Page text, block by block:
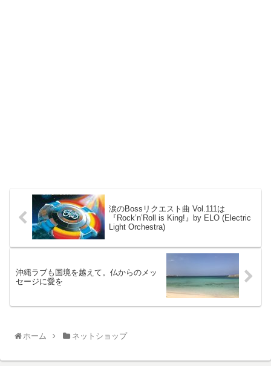
涙のBossリクエスト曲 Vol.111は
『Rock’n’Roll is King!』by ELO (Electric
Light Orchestra)
沖縄ラブも国境を越えて。仏からのメッ
セージに愛を
ホーム ネットショップ